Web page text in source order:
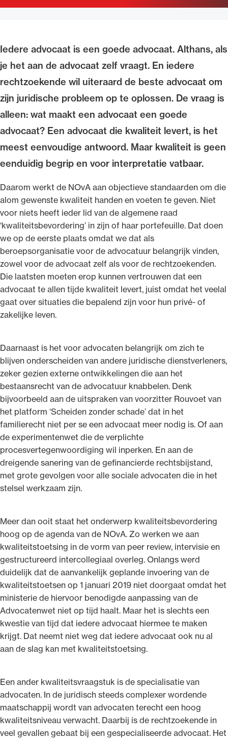
Iedere advocaat is een goede advocaat. Althans, als
je het aan de advocaat zelf vraagt. En iedere
rechtzoekende wil uiteraard de beste advocaat om
zijn juridische probleem op te oplossen. De vraag is
alleen: wat maakt een advocaat een goede
advocaat? Een advocaat die kwaliteit levert, is het
meest eenvoudige antwoord. Maar kwaliteit is geen
eenduidig begrip en voor interpretatie vatbaar.
Daarom werkt de NOvA aan objectieve standaarden om die
alom gewenste kwaliteit handen en voeten te geven. Niet
voor niets heeft ieder lid van de algemene raad
‘kwaliteitsbevordering’ in zijn of haar portefeuille. Dat doen
we op de eerste plaats omdat we dat als
beroepsorganisatie voor de advocatuur belangrijk vinden,
zowel voor de advocaat zelf als voor de rechtzoekenden.
Die laatsten moeten erop kunnen vertrouwen dat een
advocaat te allen tijde kwaliteit levert, juist omdat het veelal
gaat over situaties die bepalend zijn voor hun privé- of
zakelijke leven.
Daarnaast is het voor advocaten belangrijk om zich te
blijven onderscheiden van andere juridische dienstverleners,
zeker gezien externe ontwikkelingen die aan het
bestaansrecht van de advocatuur knabbelen. Denk
bijvoorbeeld aan de uitspraken van voorzitter Rouvoet van
het platform ‘Scheiden zonder schade’ dat in het
familierecht niet per se een advocaat meer nodig is. Of aan
de experimentenwet die de verplichte
procesvertegenwoordiging wil inperken. En aan de
dreigende sanering van de gefinancierde rechtsbijstand,
met grote gevolgen voor alle sociale advocaten die in het
stelsel werkzaam zijn.
Meer dan ooit staat het onderwerp kwaliteitsbevordering
hoog op de agenda van de NOvA. Zo werken we aan
kwaliteitstoetsing in de vorm van peer review, intervisie en
gestructureerd intercollegiaal overleg. Onlangs werd
duidelijk dat de aanvankelijk geplande invoering van de
kwaliteitstoetsen op 1 januari 2019 niet doorgaat omdat het
ministerie de hiervoor benodigde aanpassing van de
Advocatenwet niet op tijd haalt. Maar het is slechts een
kwestie van tijd dat iedere advocaat hiermee te maken
krijgt. Dat neemt niet weg dat iedere advocaat ook nu al
aan de slag kan met kwaliteitstoetsing.
Een ander kwaliteitsvraagstuk is de specialisatie van
advocaten. In de juridisch steeds complexer wordende
maatschappij wordt van advocaten terecht een hoog
kwaliteitsniveau verwacht. Daarbij is de rechtzoekende in
veel gevallen gebaat bij een gespecialiseerde advocaat. Het
Alle wet- en regelgeving voor de advocatuur.
Van de Advocatenwet tot de Verordening op
de advocatuur (Voda) en de Regeling op de
Ondersteuning voor advocaten bij hun
beroepsuitoefening: van de advocatenpas tot
het rechtsgebiedenregister en